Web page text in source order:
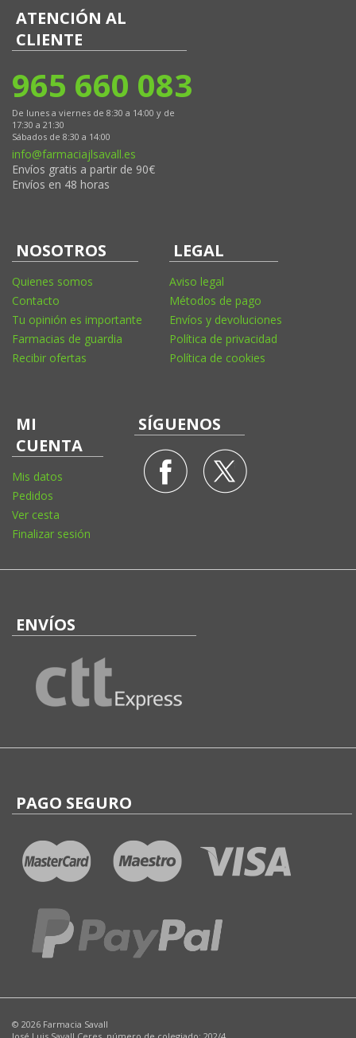
ATENCIÓN AL
CLIENTE
965 660 083
De lunes a viernes de 8:30 a 14:00 y de
17:30 a 21:30
Sábados de 8:30 a 14:00
info@farmaciajlsavall.es
Envíos gratis a partir de 90€
Envíos en 48 horas
NOSOTROS
Quienes somos
Contacto
Tu opinión es importante
Farmacias de guardia
Recibir ofertas
LEGAL
Aviso legal
Métodos de pago
Envíos y devoluciones
Política de privacidad
Política de cookies
MI
CUENTA
Mis datos
Pedidos
Ver cesta
Finalizar sesión
SÍGUENOS
ENVÍOS
PAGO SEGURO
© 2026 Farmacia Savall